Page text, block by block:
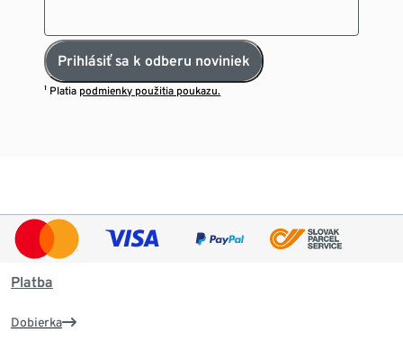
Prihlásiť sa k odberu noviniek
¹ Platia podmienky použitia poukazu.
Platba
Dobierka